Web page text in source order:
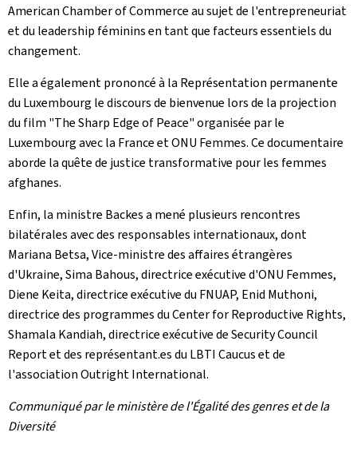
American Chamber of Commerceau sujet de l'entrepreneuriat
et du leadership féminins en tant que facteurs essentiels du
changement.
Elle a également prononcé à la Représentation permanente
du Luxembourg le discours de bienvenue lors de la projection
du film "The Sharp Edge of Peace" organisée par le
Luxembourg avec la France et ONU Femmes. Ce documentaire
aborde la quête de justice transformative pour les femmes
afghanes.
Enfin, la ministre Backes a mené plusieurs rencontres
bilatérales avec des responsables internationaux, dont
Mariana Betsa, Vice-ministre des affaires étrangères
d'Ukraine, Sima Bahous, directrice exécutive d'ONU Femmes,
Diene Keita, directrice exécutive du FNUAP, Enid Muthoni,
directrice des programmes du Center for Reproductive Rights,
Shamala Kandiah, directrice exécutive de Security Council
Report et des représentant.es du LBTI Caucus et de
l'association Outright International.
Communiqué par le ministère de l'Égalité des genres et de la
Diversité